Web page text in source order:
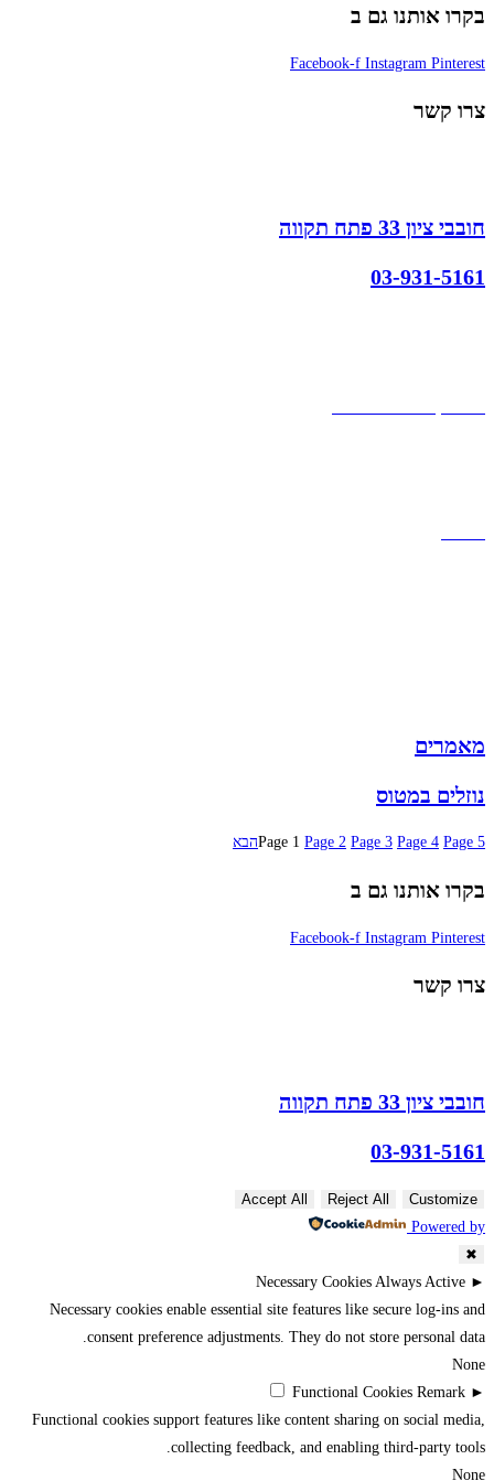
בקרו אותנו גם ב
Facebook-f Instagram Pinterest
צרו קשר
חובבי ציון 33 פתח תקווה
03-931-5161
מאמרים
נוזלים במטוס
Page 1 Page 2 Page 3 Page 4 Page 5 הבא
בקרו אותנו גם ב
Facebook-f Instagram Pinterest
צרו קשר
חובבי ציון 33 פתח תקווה
03-931-5161
Customize
Reject All
Accept All
Powered by
✖
►
Necessary Cookies Always Active
Necessary cookies enable essential site features like secure log-ins and
consent preference adjustments. They do not store personal data.
None
►
Functional Cookies Remark
Functional cookies support features like content sharing on social media,
collecting feedback, and enabling third-party tools.
None